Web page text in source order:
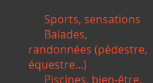
Sports, sensations
Balades,
randonnées (pédestre,
équestre...)
Piscines, bien-être,